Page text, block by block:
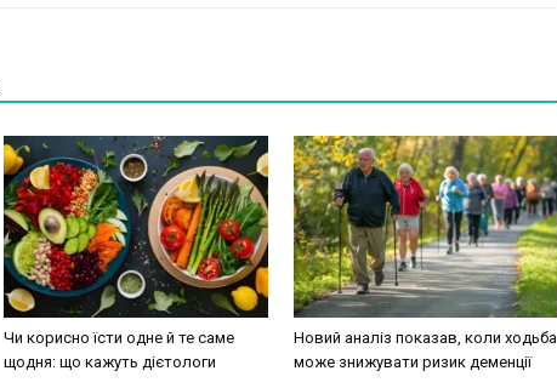
Чи корисно їсти одне й те саме
щодня: що кажуть дієтологи
Новий аналіз показав, коли ходьба
може знижувати ризик деменції